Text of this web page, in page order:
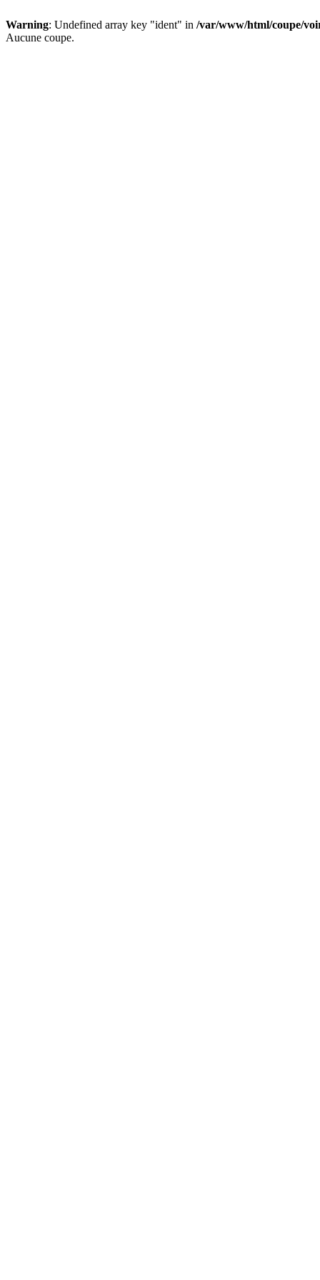
Warning: Undefined array key "ident" in /var/www/html/coupe/
Aucune coupe.